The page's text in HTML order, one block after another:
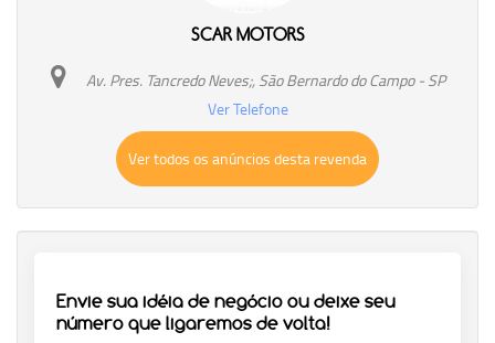
SCAR MOTORS
Av. Pres. Tancredo Neves;, São Bernardo do Campo - SP
Ver Telefone
Ver todos os anúncios desta revenda
Envie sua idéia de negócio ou deixe seu
número que ligaremos de volta!